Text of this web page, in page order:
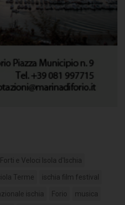
Forti e Veloci Isola d'Ischia
Terme ischia film festival
ischia Forio musica